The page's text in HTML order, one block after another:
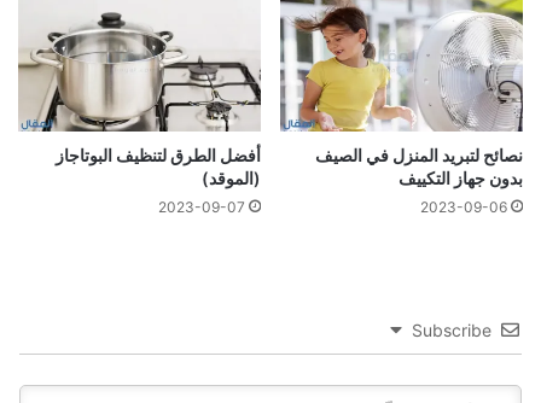
نصائح لتبريد المنزل في الصيف
بدون جهاز التكييف
2023-09-06
أفضل الطرق لتنظيف البوتاجاز
(الموقد)
2023-09-07
Subscribe